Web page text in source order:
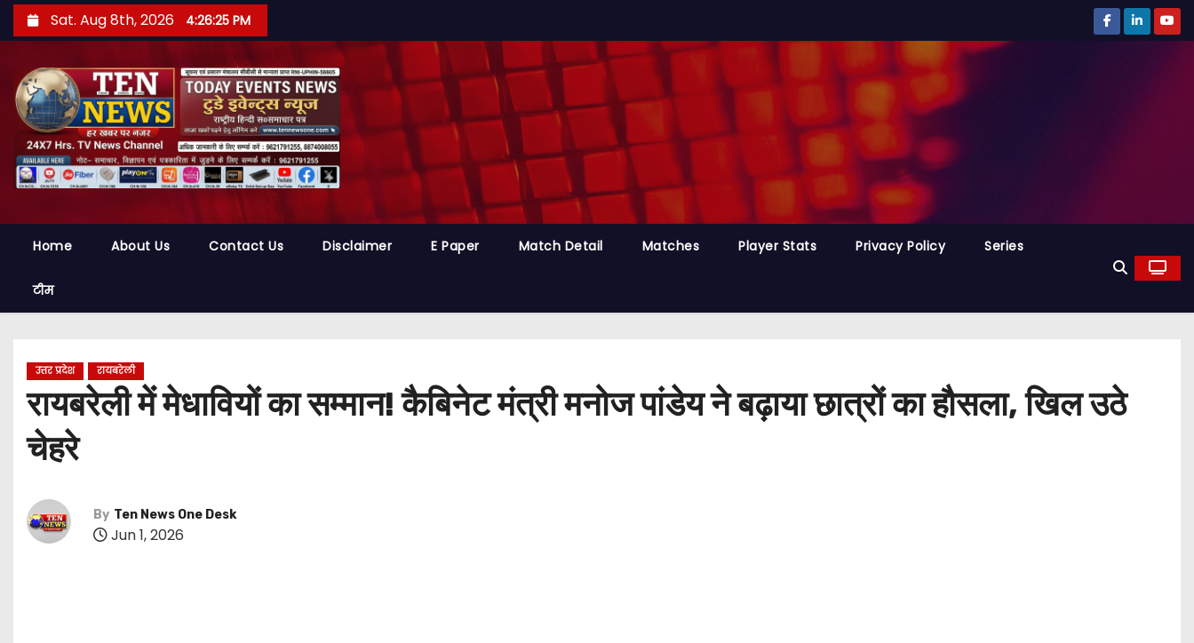
k
t
Sat. Aug 8th, 2026 4:26:27 PM
Home About Us Contact Us Disclaimer E Paper Match Detail Matches Player Stats Privacy Policy Series
टीम
उत्तर प्रदेश रायबरेली
रायबरेली में मेधावियों का सम्मान! कैबिनेट मंत्री मनोज पांडेय ने बढ़ाया छात्रों का हौसला, खिल उठे
चेहरे
By Ten News One Desk
Jun 1, 2026